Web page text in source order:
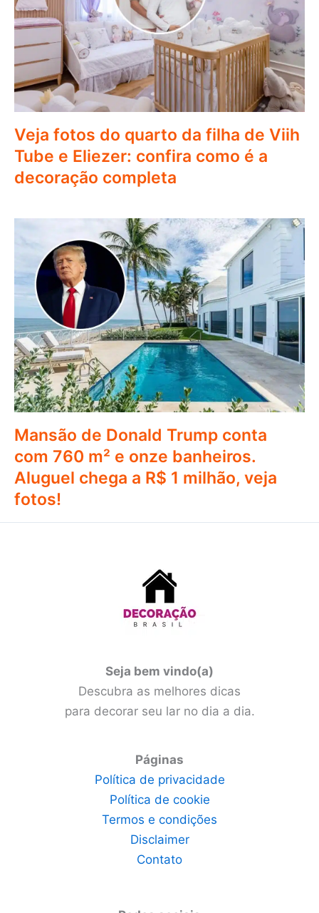
Veja fotos do quarto da filha de Viih
Tube e Eliezer: confira como é a
decoração completa
Mansão de Donald Trump conta
com 760 m² e onze banheiros.
Aluguel chega a R$ 1 milhão, veja
fotos!
Seja bem vindo(a)
Descubra as melhores dicas
para decorar seu lar no dia a dia.
Páginas
Política de privacidade
Política de cookie
Termos e condições
Disclaimer
Contato